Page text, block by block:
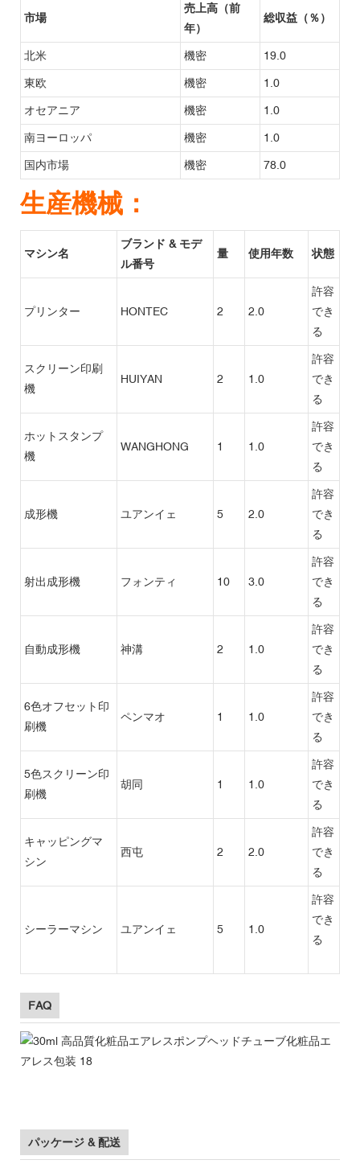
市場
売上高（前
年）
総収益（％）
北米 機密 19.0
東欧 機密 1.0
オセアニア 機密 1.0
南ヨーロッパ 機密 1.0
国内市場 機密 78.0
生産機械：
マシン名
ブランド & モデ
ル番号
量 使用年数 状態
プリンター HONTEC 2 2.0
許容
でき
る
スクリーン印刷
機
HUIYAN 2 1.0
許容
でき
る
ホットスタンプ
機
WANGHONG 1 1.0
許容
でき
る
成形機 ユアンイェ 5 2.0
許容
でき
る
射出成形機 フォンティ 10 3.0
許容
でき
る
自動成形機 神溝 2 1.0
許容
でき
る
6色オフセット印
刷機
ペンマオ 1 1.0
許容
でき
る
5色スクリーン印
刷機
胡同 1 1.0
許容
でき
る
キャッピングマ
シン
西屯 2 2.0
許容
でき
る
シーラーマシン ユアンイェ 5 1.0
許容
でき
る
FAQ
パッケージ & 配送